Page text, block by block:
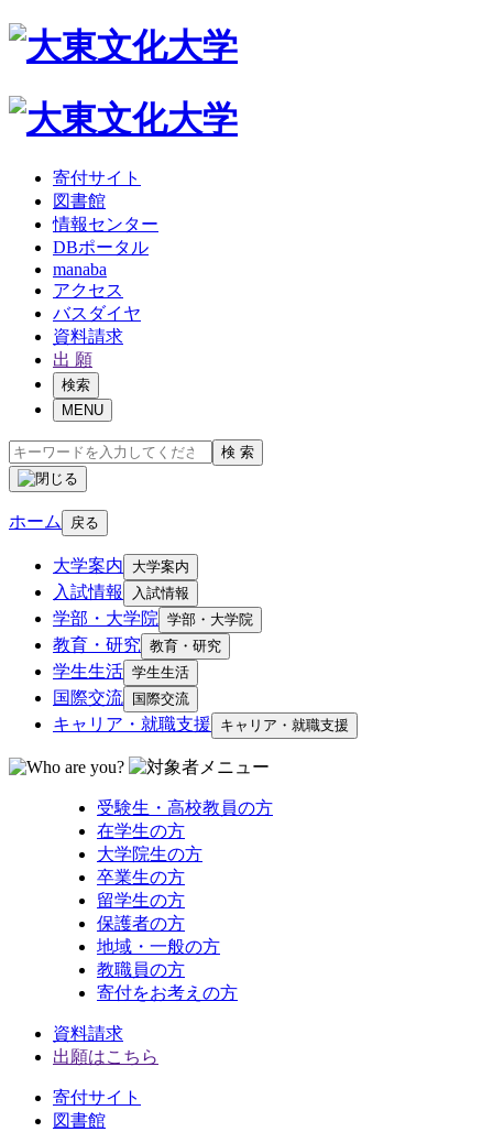
寄付サイト
図書館
情報センター
DBポータル
manaba
アクセス
バスダイヤ
資料請求
出 願
検索
MENU
検 索
ホーム 戻る
大学案内 大学案内
入試情報 入試情報
学部・大学院 学部・大学院
教育・研究 教育・研究
学生生活 学生生活
国際交流 国際交流
キャリア・就職支援 キャリア・就職支援
受験生・高校教員の方
在学生の方
大学院生の方
卒業生の方
留学生の方
保護者の方
地域・一般の方
教職員の方
寄付をお考えの方
資料請求
出願はこちら
寄付サイト
図書館